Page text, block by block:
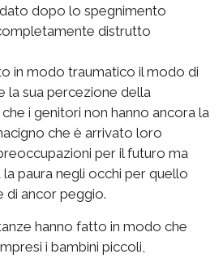
dopo lo spegnimento
distrutto
in modo traumatico il modo di
la sua percezione della
i genitori non hanno ancora la
che è arrivato loro
per il futuro ma
paura negli occhi per quello
di ancor peggio.
hanno fatto in modo che
i bambini piccoli,